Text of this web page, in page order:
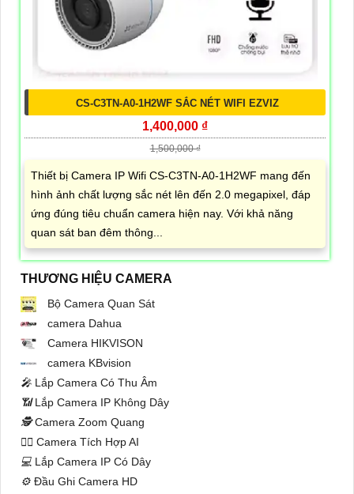
CS-C3TN-A0-1H2WF SẮC NÉT WIFI EZVIZ
1,400,000 ₫
1,500,000 ₫
Thiết bị Camera IP Wifi CS-C3TN-A0-1H2WF mang đến
hình ảnh chất lượng sắc nét lên đến 2.0 megapixel, đáp
ứng đúng tiêu chuẩn camera hiện nay. Với khả năng
quan sát ban đêm thông...
THƯƠNG HIỆU CAMERA
Bộ Camera Quan Sát
camera Dahua
Camera HIKVISON
camera KBvision
️🎤️ Lắp Camera Có Thu Âm
📶Lắp Camera IP Không Dây
🕵️Camera Zoom Quang
🧛‍♀️ Camera Tích Hợp AI
💻 Lắp Camera IP Có Dây
⚙️ Đầu Ghi Camera HD